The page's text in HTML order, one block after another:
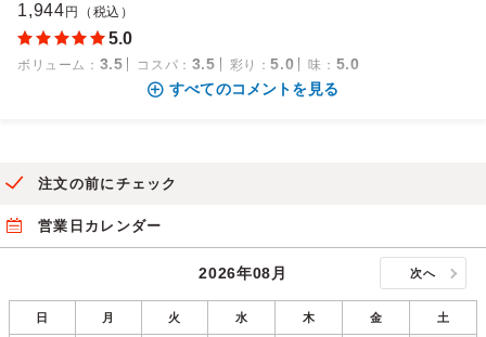
1,944 円（税込）
5.0
ボリューム ： 3.5 コスパ ： 3.5 彩り ：5.0 味 ： 5.0
すべてのコメントを見る
注文の前にチェック
営業日カレンダー
2026年08月 次へ
日 月 火 水 木 金 土